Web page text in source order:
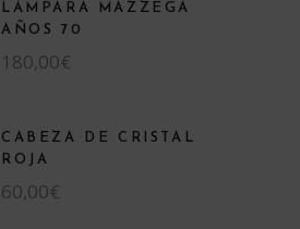
LÁMPARA MAZZEGA
AÑOS 70
180,00€
CABEZA DE CRISTAL
ROJA
60,00€